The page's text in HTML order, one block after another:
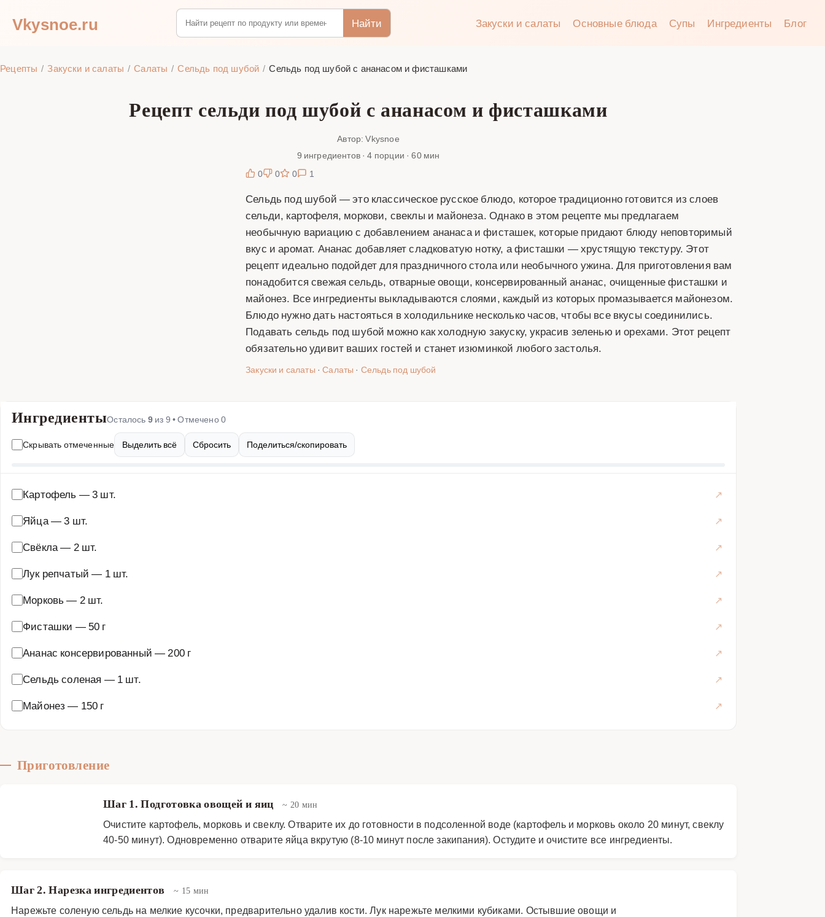
Vkysnoe.ru Найти Закуски и салаты Основные блюда Супы Ингредиенты Блог
Рецепты Закуски и салаты Салаты Сельдь под шубой Сельдь под шубой с ананасом и фисташками
Рецепт сельди под шубой с ананасом и фисташками
Автор: Vkysnoe
9 ингредиентов · 4 порции · 60 мин
0
0 0 1
Сельдь под шубой — это классическое русское блюдо, которое традиционно готовится из слоев
сельди, картофеля, моркови, свеклы и майонеза. Однако в этом рецепте мы предлагаем
необычную вариацию с добавлением ананаса и фисташек, которые придают блюду неповторимый
вкус и аромат. Ананас добавляет сладковатую нотку, а фисташки — хрустящую текстуру. Этот
рецепт идеально подойдет для праздничного стола или необычного ужина. Для приготовления вам
понадобится свежая сельдь, отварные овощи, консервированный ананас, очищенные фисташки и
майонез. Все ингредиенты выкладываются слоями, каждый из которых промазывается майонезом.
Блюдо нужно дать настояться в холодильнике несколько часов, чтобы все вкусы соединились.
Подавать сельдь под шубой можно как холодную закуску, украсив зеленью и орехами. Этот рецепт
обязательно удивит ваших гостей и станет изюминкой любого застолья.
Закуски и салаты ·Салаты · Сельдь под шубой
ИнгредиентыОсталось 9из 9 • Отмечено0
Скрывать отмеченные Выделить всё Сбросить Поделиться/скопировать
Картофель —3 шт.
Яйца—3 шт.
Свёкла— 2 шт.
Лук репчатый — 1 шт.
Морковь — 2 шт.
Фисташки — 50 г
Ананас консервированный — 200 г
Сельдь соленая — 1 шт.
Майонез — 150 г
Приготовление
Шаг 1. Подготовка овощей и яиц ~ 20 мин
Очистите картофель, морковь и свеклу. Отварите их до готовности в подсоленной воде (картофель и морковь около 20 минут, свеклу
40-50 минут). Одновременно отварите яйца вкрутую (8-10 минут после закипания). Остудите и очистите все ингредиенты.
Шаг 2. Нарезка ингредиентов ~ 15 мин
Нарежьте соленую сельдь на мелкие кусочки, предварительно удалив кости. Лук нарежьте мелкими кубиками. Остывшие овощи и